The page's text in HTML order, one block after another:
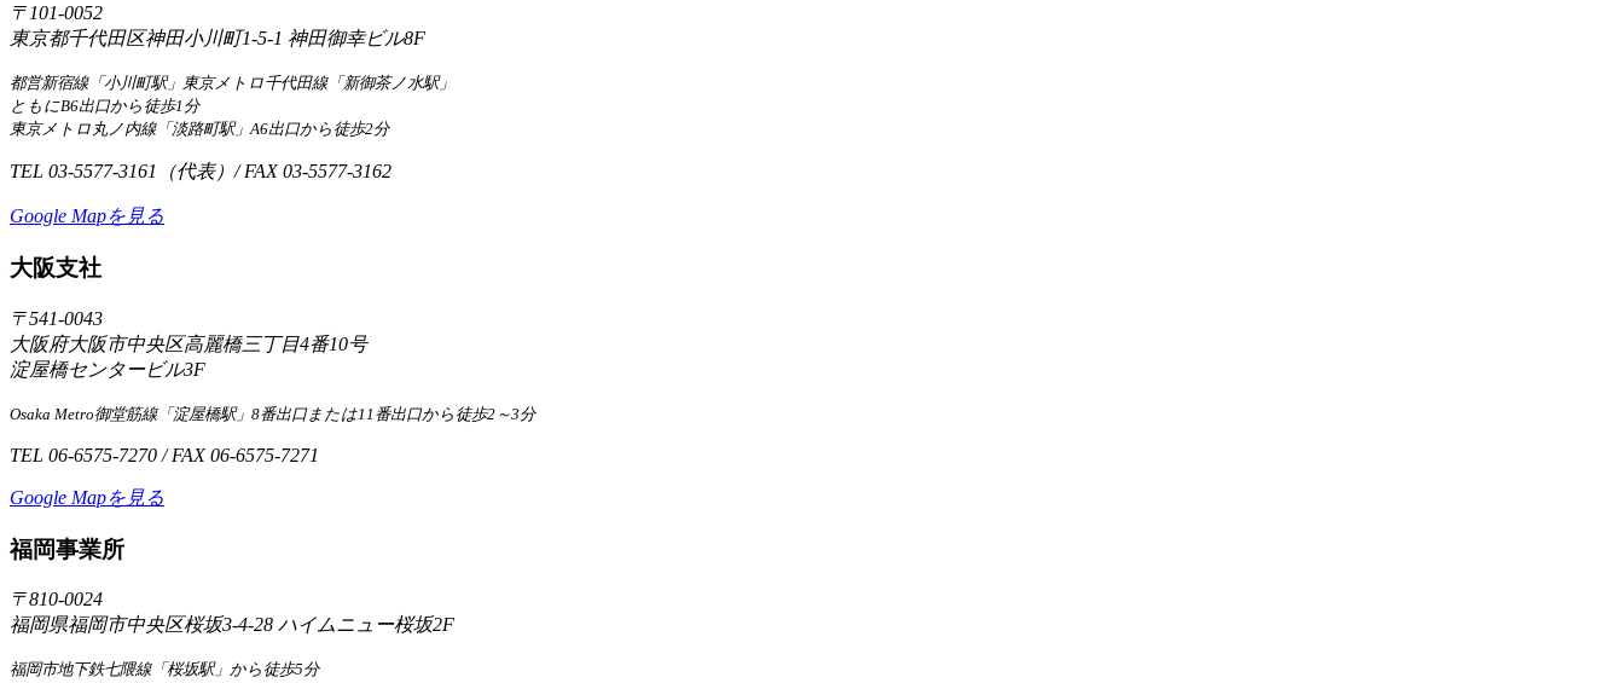
〒101-0052
東京都千代田区神田小川町1-5-1 神田御幸ビル8F
都営新宿線「小川町駅」東京メトロ千代田線「新御茶ノ水駅」
ともにB6出口から徒歩1分
東京メトロ丸ノ内線「淡路町駅」A6出口から徒歩2分
TEL 03-5577-3161（代表）/ FAX 03-5577-3162
Google Mapを見る
大阪支社
〒541-0043
大阪府大阪市中央区高麗橋三丁目4番10号
淀屋橋センタービル3F
Osaka Metro御堂筋線「淀屋橋駅」8番出口または11番出口から徒歩2～3分
TEL 06-6575-7270 / FAX 06-6575-7271
Google Mapを見る
福岡事業所
〒810-0024
福岡県福岡市中央区桜坂3-4-28 ハイムニュー桜坂2F
福岡市地下鉄七隈線「桜坂駅」から徒歩5分